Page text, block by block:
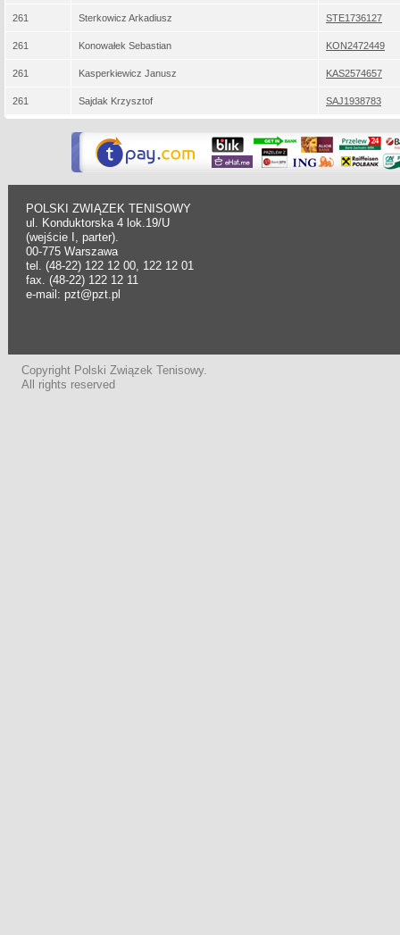
261 Sterkowicz Arkadiusz STE1736127
261 Konowałek Sebastian KON2472449
261 Kasperkiewicz Janusz KAS2574657
261 Sajdak Krzysztof SAJ1938783
POLSKI ZWIĄZEK TENISOWY
ul. Konduktorska 4 lok.19/U
(wejście I, parter).
00-775 Warszawa
tel. (48-22) 122 12 00, 122 12 01
fax. (48-22) 122 12 11
e-mail: pzt@pzt.pl
Copyright Polski Związek Tenisowy.
All rights reserved